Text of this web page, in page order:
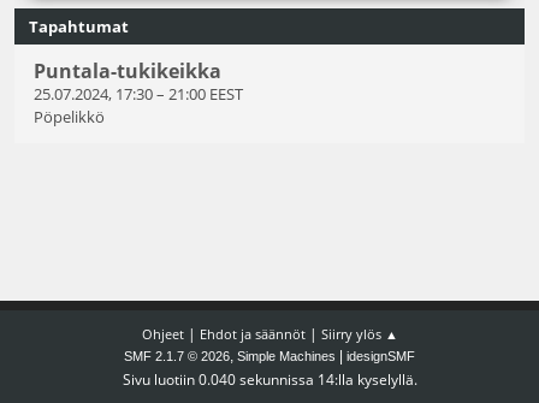
Tapahtumat
Puntala-tukikeikka
25.07.2024, 17:30– 21:00 EEST
Pöpelikkö
Ohjeet| Ehdot ja säännöt| Siirry ylös ▲
SMF 2.1.7 © 2026, Simple Machines idesignSMF
Sivu luotiin 0.040 sekunnissa 14:lla kyselyllä.